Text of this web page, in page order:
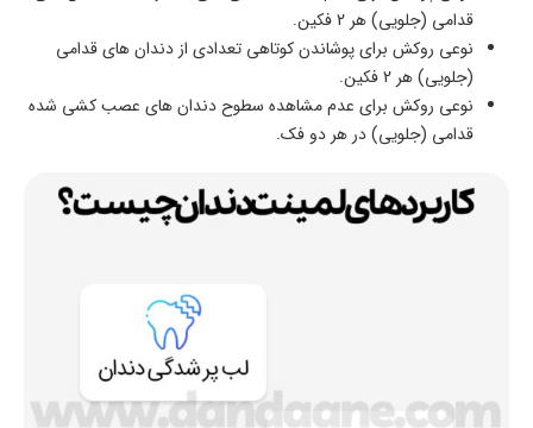
قدامی (جلویی) هر 2 فکین.
نوعی روکش برای پوشاندن کوتاهی تعدادی از دندان های قدامی
(جلویی) هر 2 فکین.
نوعی روکش برای عدم مشاهده سطوح دندان های عصب کشی شده
قدامی (جلویی) در هر دو فک.